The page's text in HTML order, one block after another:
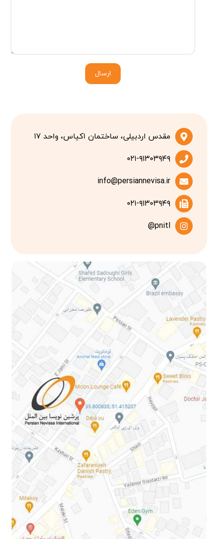
ارسال
مقدس اردبیلی، ساختمان اکیاس، واحد ۱۷
۰۲۱-۹۱۳۰۳۹۴۹
info@persiannevisa.ir
۰۲۱-۹۱۳۰۳۹۴۹
pnitl@